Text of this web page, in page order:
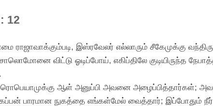
12
ராஜாவாக்கும்படி, இஸ்ரவேலர் எல்லாரும் சீகேமுக்கு
விட்டு ஓடிப்போய், எகிப்திலே குடியிருந்த
ஆள் அனுப்பி அவனை அழைப்பித்தார்கள்;
பாரமான நுகத்தை எங்கள்மேல் வைத்தார்; இப்போதும்